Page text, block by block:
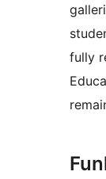
fully